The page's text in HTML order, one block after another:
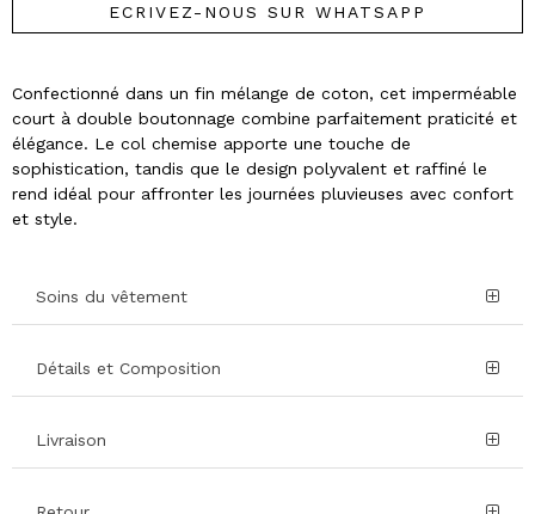
ECRIVEZ-NOUS SUR WHATSAPP
Confectionné dans un fin mélange de coton, cet imperméable
court à double boutonnage combine parfaitement praticité et
élégance. Le col chemise apporte une touche de
sophistication, tandis que le design polyvalent et raffiné le
rend idéal pour affronter les journées pluvieuses avec confort
et style.
Soins du vêtement
Détails et Composition
Livraison